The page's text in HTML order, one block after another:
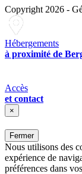
Copyright 2026 -
Hébergements
à proximité de
Accès
et contact
×
Fermer
Nous utilisons des
expérience de
préférences dans